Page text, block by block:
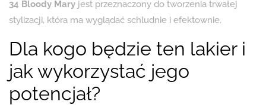
34 Bloody Mary jest przeznaczony do tworzenia trwałej
stylizacji, która ma wyglądać schludnie i efektownie.
Dla kogo będzie ten lakier i
jak wykorzystać jego
potencjał?